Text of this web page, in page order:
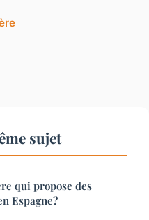
sujet
qui propose des
Espagne?